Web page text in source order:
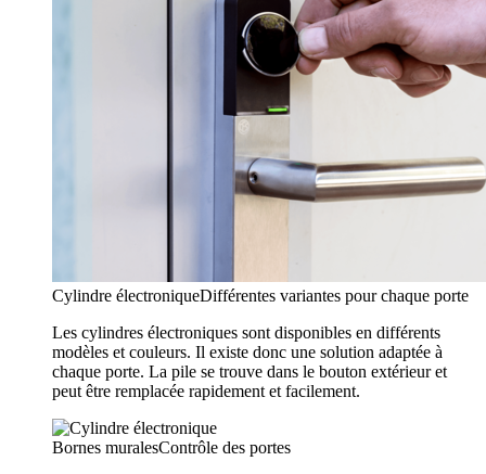
Cylindre électroniqueDifférentes variantes pour chaque porte
Les cylindres électroniques sont disponibles en différents
modèles et couleurs. Il existe donc une solution adaptée à
chaque porte. La pile se trouve dans le bouton extérieur et
peut être remplacée rapidement et facilement.
Bornes muralesContrôle des portes